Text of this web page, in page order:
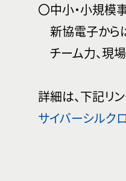
〇中小・小規模
新協電子から
チーム力、現
詳細は、下記リ
サイバーシル